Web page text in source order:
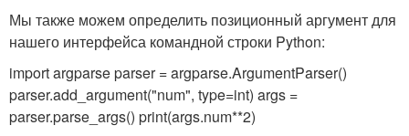
Мы также можем определить позиционный аргумент для
нашего интерфейса командной строки Python:
import argparse parser = argparse.ArgumentParser()
parser.add_argument("num", type=int) args =
parser.parse_args() print(args.num**2)